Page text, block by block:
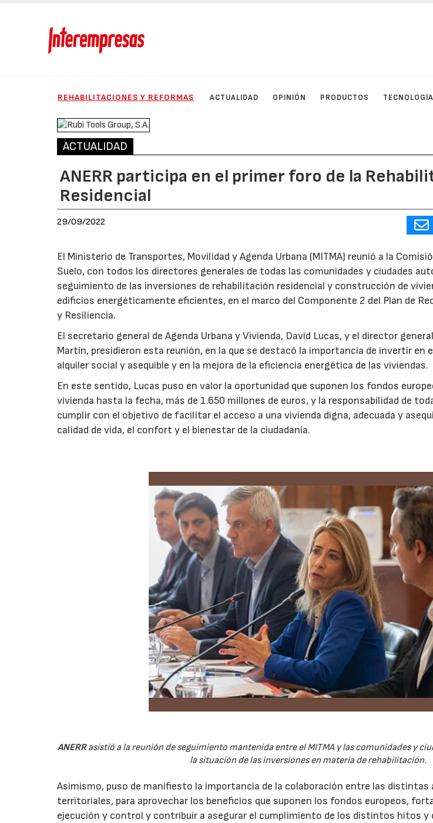
REHABILITACIONES Y REFORMAS ACTUALIDAD OPINIÓN PRODUCTOS TECNOLOGÍA
ACTUALIDAD
ANERR participa en el primer foro de la
Residencial
29/09/2022
El Ministerio de Transportes, Movilidad y Agenda Urbana (MITMA) reunió a la
Suelo, con todos los directores generales de todas las comunidades y ciudades
seguimiento de las inversiones de rehabilitación residencial y construcción de
edificios energéticamente eficientes, en el marco del Componente 2 del Plan de
y Resiliencia.
El secretario general de Agenda Urbana y Vivienda, David Lucas, y el director
Martín, presidieron esta reunión, en la que se destacó la importancia de invertir en
alquiler social y asequible y en la mejora de la eficiencia energética de las viviendas.
En este sentido, Lucas puso en valor la oportunidad que suponen los fondos
vivienda hasta la fecha, más de 1.650 millones de euros, y la responsabilidad de
cumplir con el objetivo de facilitar el acceso a una vivienda digna, adecuada y
calidad de vida, el confort y el bienestar de la ciudadanía.
ANERRasistió a la reunión de seguimiento mantenida entre el MITMA y las comunidades y
la situación de las inversiones en materia de rehabilitación.
Asimismo, puso de manifiesto la importancia de la colaboración entre las
territoriales, para aprovechar los beneficios que suponen los fondos europeos,
ejecución y control y contribuir a asegurar el cumplimiento de los distintos hitos y
04/06/2026